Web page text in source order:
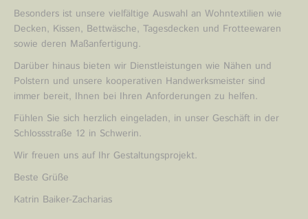
Besonders ist unsere vielfältige Auswahl an Wohntextilien wie
Decken, Kissen, Bettwäsche, Tagesdecken und Frotteewaren
sowie deren Maßanfertigung.
Darüber hinaus bieten wir Dienstleistungen wie Nähen und
Polstern und unsere kooperativen Handwerksmeister sind
immer bereit, Ihnen bei Ihren Anforderungen zu helfen.
Fühlen Sie sich herzlich eingeladen, in unser Geschäft in der
Schlossstraße 12 in Schwerin.
Wir freuen uns auf Ihr Gestaltungsprojekt.
Beste Grüße
Katrin Baiker-Zacharias